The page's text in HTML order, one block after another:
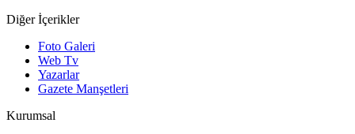
Diğer İçerikler
Foto Galeri
Web Tv
Yazarlar
Gazete Manşetleri
Kurumsal